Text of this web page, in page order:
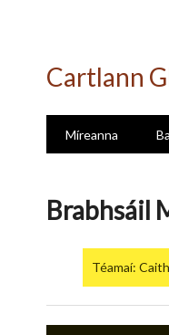
Cartlann
Míreanna
Brabhsáil
Téamaí: